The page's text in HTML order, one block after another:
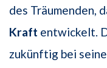
des Träumenden,
Kraft entwickelt.
zukünftig bei